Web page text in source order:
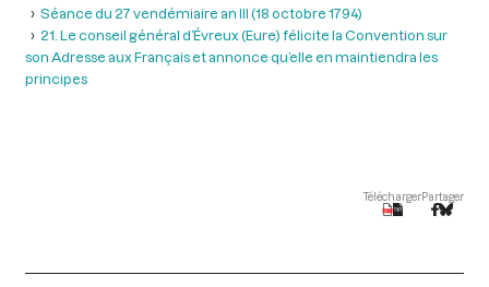
Séance du 27 vendémiaire an III (18 octobre 1794)
21. Le conseil général d’Évreux (Eure) félicite la Convention sur
son Adresse aux Français et annonce qu’elle en maintiendra les
principes
TéléchargerPartager